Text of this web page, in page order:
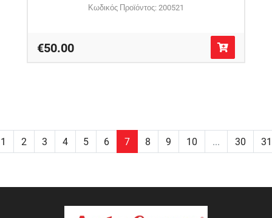
Κωδικός Προϊόντος: 200521
€50.00
1 2 3 4 5 6 7 8 9 10 ... 30 31